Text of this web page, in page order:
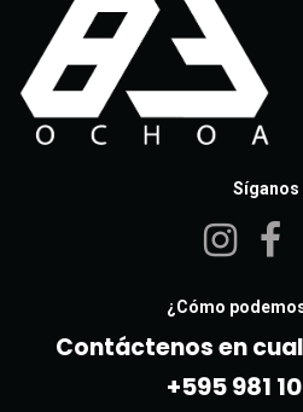
Síganos
¿Cómo
Contáctenos en
+595 981